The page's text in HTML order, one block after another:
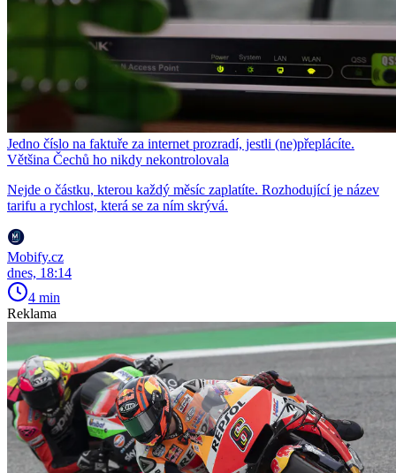
Jedno číslo na faktuře za internet prozradí, jestli (ne)přeplácíte.
Většina Čechů ho nikdy nekontrolovala
Nejde o částku, kterou každý měsíc zaplatíte. Rozhodující je název
tarifu a rychlost, která se za ním skrývá.
Mobify.cz
dnes, 18:14
4 min
Reklama